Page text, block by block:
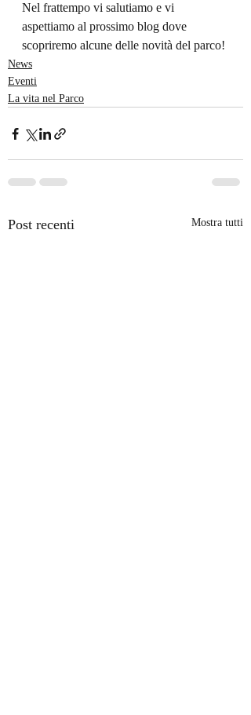
Nel frattempo vi salutiamo e vi
aspettiamo al prossimo blog dove
scopriremo alcune delle novità del parco!
News
Eventi
La vita nel Parco
Post recenti Mostra tutti